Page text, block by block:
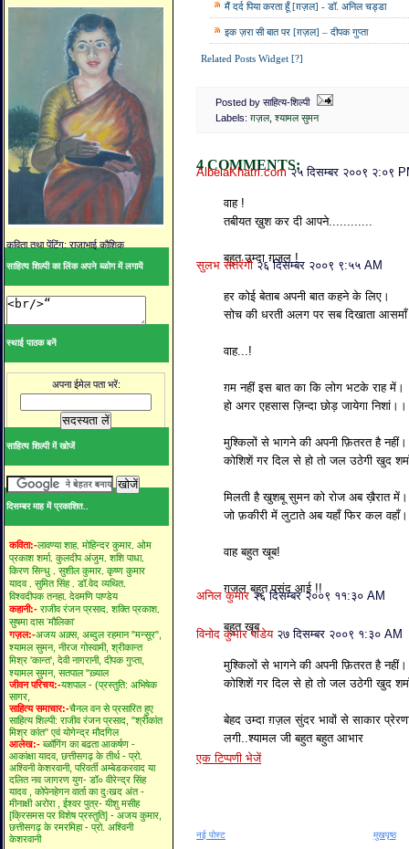
कविता तथा पेंटिंग: राजाभाई कौशिक
साहित्य शिल्पी का लिंक अपने ब्ळोग में लगायें
स्थाई पाठक बनें
अपना ईमेल पता भरें:
साहित्य शिल्पी में खोजें
दिसम्बर माह में प्रकाशित..
कविता:-लावण्या शाह, मोहिन्दर कुमार, ओम
प्रकाश शर्मा, कुलदीप अंजुम, शशि पाधा,
किरण सिन्धु , सुशील कुमार, कृष्ण कुमार
यादव , सुमित सिंह , डॉ.वेद व्यथित,
विश्वदीपक तनहा, देवमणि पाण्डेय
कहानी:- राजीव रंजन प्रसाद, शक्ति प्रकाश,
सुषमा दास 'मौलिका'
गज़ल:-अजय अक़्स, अब्दुल रहमान "मन्सूर",
श्यामल सुमन, नीरज गोस्वामी, श्रीकान्त
मिश्र 'कान्त', देवी नागरानी, दीपक गुप्ता,
श्यामल सुमन, सतपाल "ख़्याल
जीवन परिचय:-यशपाल - (प्रस्तुति: अभिषेक
सागर,
साहित्य समाचार:-चैनल वन से प्रसारित हुए
साहित्य शिल्पी: राजीव रंजन प्रसाद, "श्रीकांत
मिश्र कांत" एवं योगेन्द्र मौदगिल
आलेख:- ब्ळॉगिंग का बढता आकर्षण -
आकांक्षा यादव, छत्तीसगढ़ के तीर्थ - प्रो.
अश्विनी केशरवानी, परिवर्ती अम्बेडकरवाद या
दलित नव जागरण युग- डॉ० वीरेन्द्र सिंह
यादव , कोपेनहेगन वार्ता का दुःखद अंत -
मीनाक्षी अरोरा , ईश्वर पुत्र- यीशु मसीह
[क्रिसमस पर विशेष प्रस्तुति] - अजय कुमार,
छत्तीसगढ़ के रमरमिहा - प्रो. अश्विनी
केशरवानी
मैं दर्द पिया करता हूँ [ग़ज़ल] - डॉ. अनिल चड्डा
इक ज़रा सी बात पर [ग़ज़ल] – दीपक गुप्ता
Related Posts Widget [?]
Posted by साहित्य-शिल्पी
Labels: ग़ज़ल, श्यामल सुमन
4 COMMENTS:
AlbelaKhatri.com २५ दिसम्बर २००९ २:०९
वाह !
तबीयत ख़ुश कर दी आपने............
बहुत उम्दा ग़ज़ल !
सुलभ सतरंगी २६ दिसम्बर २००९ ९:५५ AM
हर कोई बेताब अपनी बात कहने के लिए।
सोच की धरती अलग पर सब दिखाता
वाह...!
ग़म नहीं इस बात का कि लोग भटके राह में।
हो अगर एहसास ज़िन्दा छोड़ जायेगा निशां।।
मुश्किलों से भागने की अपनी फ़ितरत है नहीं।
कोशिशें गर दिल से हो तो जल उठेगी खुद
मिलती है खुशबू सुमन को रोज अब ख़ैरात में।
जो फ़कीरी में लुटाते अब यहाँ फिर कल
वाह बहुत खूब!
ग़ज़ल बहुत पसंद आई !!
अनिल कुमार २६ दिसम्बर २००९ ११:३० AM
बहुत खूब
विनोद कुमार पांडेय २७ दिसम्बर २००९ १:३० AM
मुश्किलों से भागने की अपनी फ़ितरत है नहीं।
कोशिशें गर दिल से हो तो जल उठेगी खुद
बेहद उम्दा ग़ज़ल सुंदर भावों से साकार
लगी..श्यामल जी बहुत बहुत आभार
एक टिप्पणी भेजें
नई पोस्ट मुखपृष्ठ